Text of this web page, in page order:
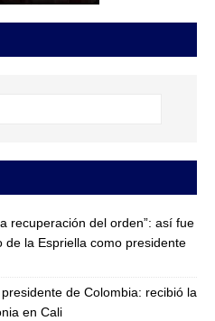
recuperación del orden”: así fue
de la Espriella como presidente
de Colombia: recibió la
en Cali